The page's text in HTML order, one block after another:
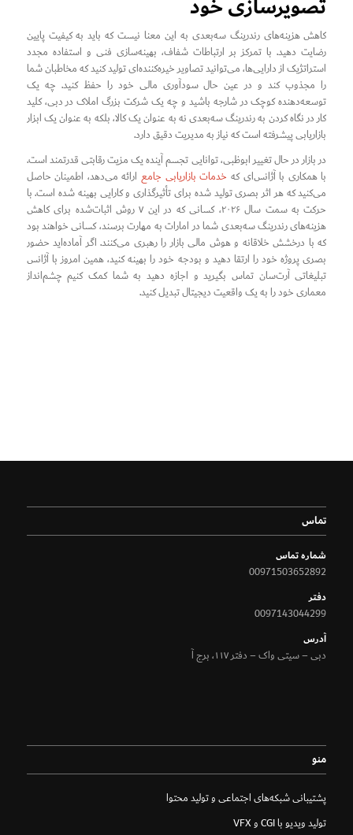
کاهش هزینه‌های رندرینگ سه‌بعدی به این معنا نیست که باید به کیفیت پایین
رضایت دهید. با تمرکز بر ارتباطات شفاف، بهینه‌سازی فنی و استفاده مجدد
استراتژیک از دارایی‌ها، می‌توانید تصاویر خیره‌کننده‌ای تولید کنید که مخاطبان شما
را مجذوب کند و در عین حال سودآوری مالی خود را حفظ کنید. چه یک
توسعه‌دهنده کوچک در شارجه باشید و چه یک شرکت بزرگ املاک در دبی، کلید
کار در نگاه کردن به رندرینگ سه‌بعدی نه به عنوان یک کالا، بلکه به عنوان یک ابزار
بازاریابی پیشرفته است که نیاز به مدیریت دقیق دارد.
در بازار در حال تغییر ابوظبی، توانایی تجسم آینده یک مزیت رقابتی قدرتمند است.
با همکاری با آژانس‌ای که خدمات بازاریابی جامعارائه می‌دهد، اطمینان حاصل
می‌کنید که هر اثر بصری تولید شده برای تأثیرگذاری و کارایی بهینه شده است. با
حرکت به سمت سال ۲۰۲۶، کسانی که در این ۷ روش اثبات‌شده برای کاهش
هزینه‌های رندرینگ سه‌بعدی شما در امارات به مهارت برسند، کسانی خواهند بود
که با درخشش خلاقانه و هوش مالی بازار را رهبری می‌کنند. اگر آماده‌اید حضور
بصری پروژه خود را ارتقا دهید و بودجه خود را بهینه کنید، همین امروز با آژانس
تبلیغاتی آرت‌سان تماس بگیرید و اجازه دهید به شما کمک کنیم چشم‌انداز
معماری خود را به یک واقعیت دیجیتال تبدیل کنید.
تماس
شماره تماس
00971503652892
دفتر
0097143044299
آدرس
دبی – سیتی واک – دفتر ۱۱۷، برج آ
منو
پشتیبانی شبکه‌های اجتماعی و تولید محتوا
تولید ویدیو با CGI و VFX